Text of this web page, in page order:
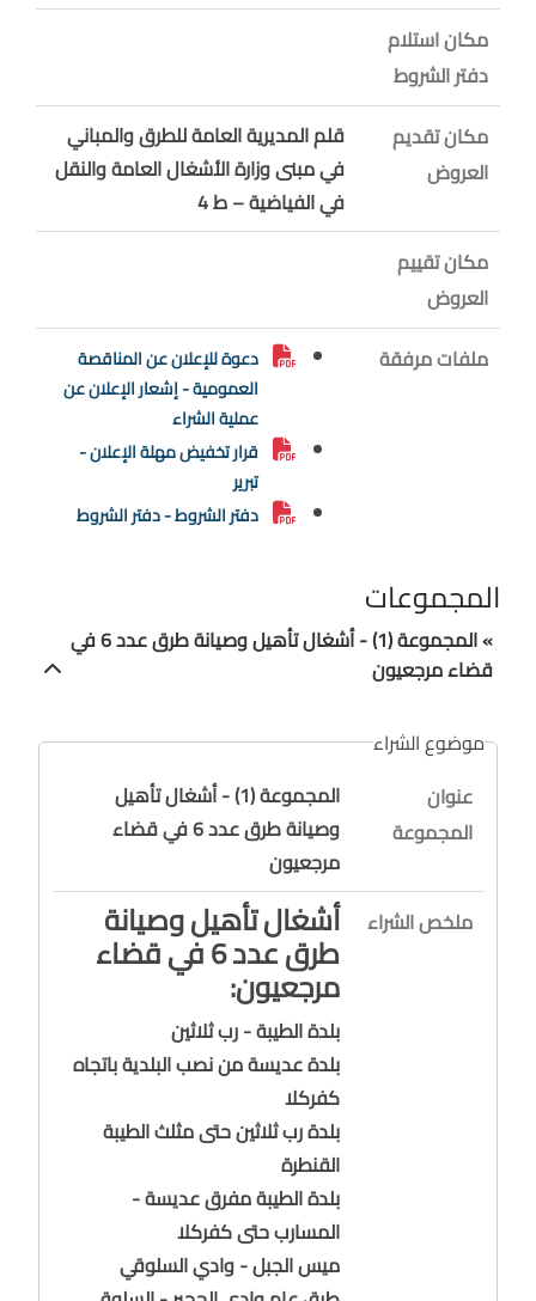
مكان استلام
دفتر الشروط
مكان تقديم
العروض
قلم المديرية العامة للطرق والمباني
في مبنى وزارة الأشغال العامة والنقل
في الفياضية – ط 4
مكان تقييم
العروض
ملفات مرفقة
دعوة للإعلان عن المناقصة
العمومية - إشعار الإعلان عن
عملية الشراء
قرار تخفيض مهلة الإعلان -
تبرير
دفتر الشروط - دفتر الشروط
المجموعات
» المجموعة (1) - أشغال تأهيل وصيانة طرق عدد 6 في
قضاء مرجعيون
موضوع الشراء
عنوان
المجموعة
المجموعة (1) - أشغال تأهيل
وصيانة طرق عدد 6 في قضاء
مرجعيون
ملخص الشراء
أشغال تأهيل وصيانة
طرق عدد 6 في قضاء
مرجعيون:
بلدة الطيبة - رب ثلاثين
بلدة عديسة من نصب البلدية باتجاه
كفركلا
بلدة رب ثلاثين حتى مثلث الطيبة
القنطرة
بلدة الطيبة مفرق عديسة -
المسارب حتى كفركلا
ميس الجبل - وادي السلوقي